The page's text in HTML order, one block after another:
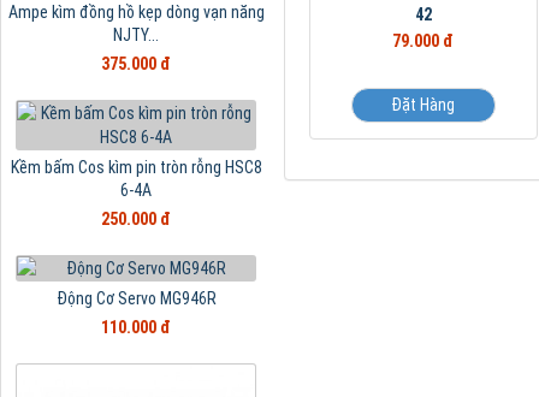
42
79.000 đ
Đặt Hàng
Ampe kìm đồng hồ kẹp dòng vạn năng
NJTY...
375.000 đ
Kềm bấm Cos kìm pin tròn rỗng HSC8
6-4A
250.000 đ
Động Cơ Servo MG946R
110.000 đ